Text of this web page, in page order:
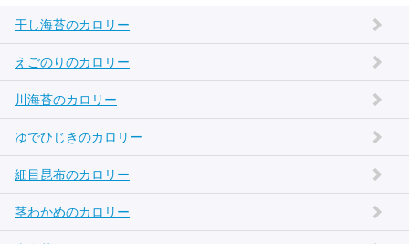
干し海苔のカロリー
えごのりのカロリー
川海苔のカロリー
ゆでひじきのカロリー
細目昆布のカロリー
茎わかめのカロリー